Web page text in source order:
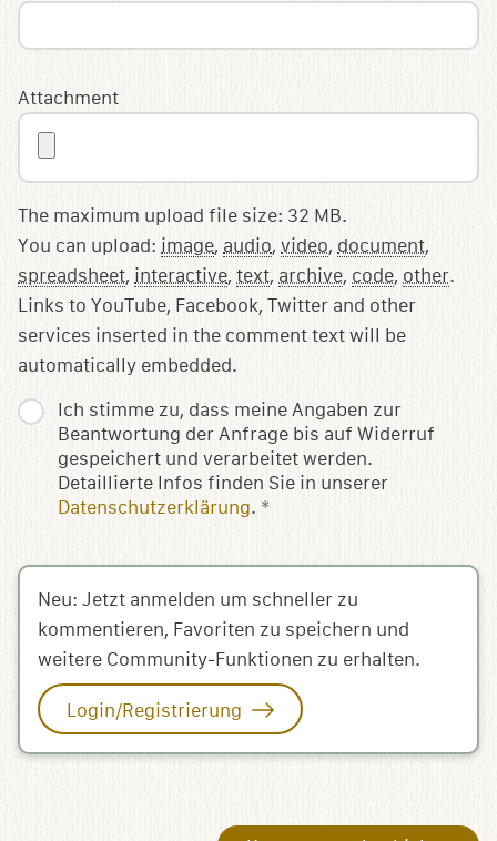
Ich stimme zu, dass meine Angaben zur
Beantwortung der Anfrage bis auf Widerruf
gespeichert und verarbeitet werden.
Detaillierte Infos finden Sie in unserer
Datenschutzerklärung. *
Attachment
The maximum upload file size: 32 MB.
You can upload: image, audio, video, document,
spreadsheet, interactive, text, archive, code, other.
Links to YouTube, Facebook, Twitter and other
services inserted in the comment text will be
automatically embedded.
Neu: Jetzt anmelden um schneller zu
kommentieren, Favoriten zu speichern und
weitere Community-Funktionen zu erhalten.
Login/Registrierung